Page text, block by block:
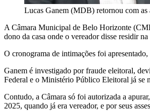
Lucas Ganem (MDB) retornou com as
A Câmara Municipal de Belo Horizonte
dono da casa onde o vereador disse residir
O cronograma de intimações foi
Ganem é investigado por fraude eleitoral,
Federal e o Ministério Público Eleitoral já se
Contudo, a Câmara só foi autorizada a
2025, quando já era vereador, e por seus